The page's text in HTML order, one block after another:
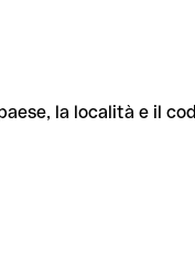
la località e il